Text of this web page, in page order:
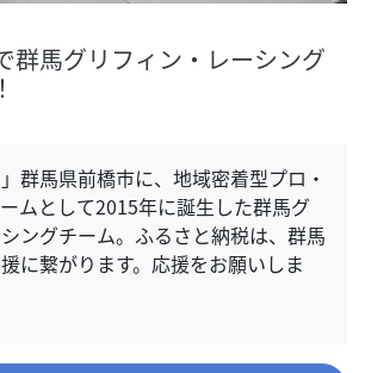
群馬グリフィン・レーシング
群馬県前橋市に、地域密着型プロ・
ムとして2015年に誕生した群馬グ
ングチーム。ふるさと納税は、群馬
に繋がります。応援をお願いしま